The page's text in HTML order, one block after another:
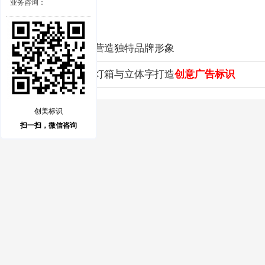
创意广告标识，营造独特品牌形象
突破平凡！发光灯箱与立体字打造创意广告标识
业务咨询：
创美标识
扫一扫，微信咨询